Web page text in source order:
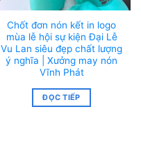
Chốt đơn nón kết in logo
mùa lễ hội sự kiện Đại Lễ
Vu Lan siêu đẹp chất lượng
ý nghĩa | Xưởng may nón
Vĩnh Phát
ĐỌC TIẾP